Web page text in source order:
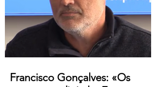
período de tempo, as provas lhe sejam
retiradas e redistribuídas. Estamos a falar
de professores
Francisco Gonçalves: «Os